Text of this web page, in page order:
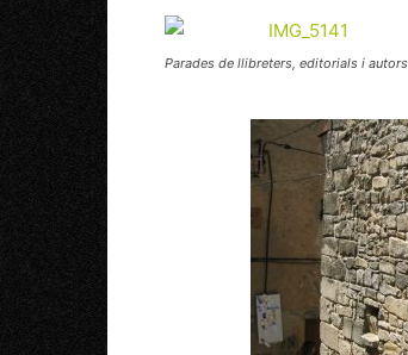
Parades de llibreters, editorials i autors